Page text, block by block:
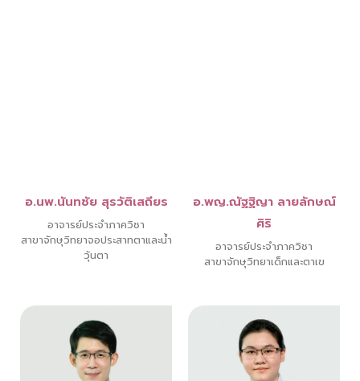
อ.นพ.นันทชัย สุรวัติเสถียร
อาจารย์ประจำภาควิชา
สาขาจักษุวิทยาจอประสาทตาและน้ำ
วุ้นตา
อ.พญ.ณัฐฐิญา ลายลักษณ์
ศิริ
อาจารย์ประจำภาควิชา
สาขาจักษุวิทยาเด็กและตาเข